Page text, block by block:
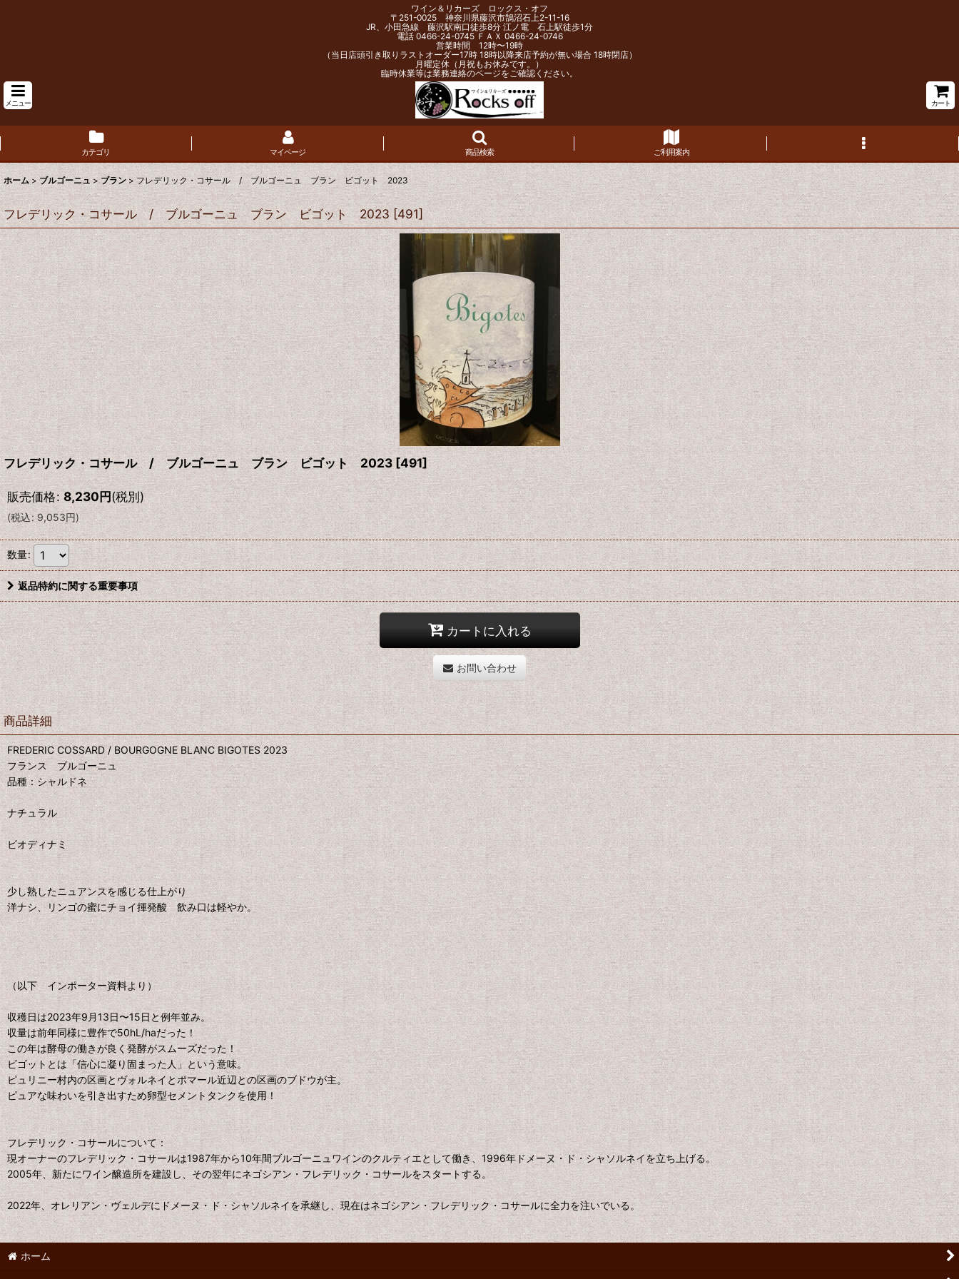
ワイン＆リカーズ ロックス・オフ
〒251-0025 神奈川県藤沢市鵠沼石上2-11-16
JR、小田急線 藤沢駅南口徒歩8分 江ノ電 石上駅徒歩1分
電話 0466-24-0745 ＦＡＸ 0466-24-0746
営業時間 12時〜19時
（当日店頭引き取りラストオーダー17時 18時以降来店予約が無い場合 18時閉店）
月曜定休（月祝もお休みです。）
臨時休業等は業務連絡のページをご確認ください。
メニュー カート
カテゴリ マイページ 商品検索 ご利用案内
ホーム > ブルゴーニュ > ブラン > フレデリック・コサール / ブルゴーニュ ブラン ビゴット 2023
フレデリック・コサール / ブルゴーニュ ブラン ビゴット 2023 [491]
フレデリック・コサール / ブルゴーニュ ブラン ビゴット 2023[491]
販売価格: 8,230円(税別)
(税込: 9,053円)
数量:
返品特約に関する重要事項
カートに入れる
お問い合わせ
商品詳細
FREDERIC COSSARD / BOURGOGNE BLANC BIGOTES 2023
フランス ブルゴーニュ
品種：シャルドネ
ナチュラル
ビオディナミ
少し熟したニュアンスを感じる仕上がり
洋ナシ、リンゴの蜜にチョイ揮発酸 飲み口は軽やか。
（以下 インポーター資料より）
収穫日は2023年9月13日〜15日と例年並み。
収量は前年同様に豊作で50hL/haだった！
この年は酵母の働きが良く発酵がスムーズだった！
ビゴットとは「信心に凝り固まった人」という意味。
ピュリニー村内の区画とヴォルネイとポマール近辺との区画のブドウが主。
ピュアな味わいを引き出すため卵型セメントタンクを使用！
フレデリック・コサールについて：
現オーナーのフレデリック・コサールは1987年から10年間ブルゴーニュワインのクルティエとして働き、1996年ドメーヌ・ド・シャソルネイを立ち上げる。
2005年、新たにワイン醸造所を建設し、その翌年にネゴシアン・フレデリック・コサールをスタートする。
2022年、オレリアン・ヴェルデにドメーヌ・ド・シャソルネイを承継し、現在はネゴシアン・フレデリック・コサールに全力を注いでいる。
ホーム